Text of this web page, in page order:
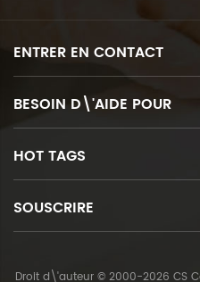
ENTRER EN CONTACT
BESOIN D\'AIDE POUR
HOT TAGS
SOUSCRIRE
Droit d\'auteur © 2000-2026 CS